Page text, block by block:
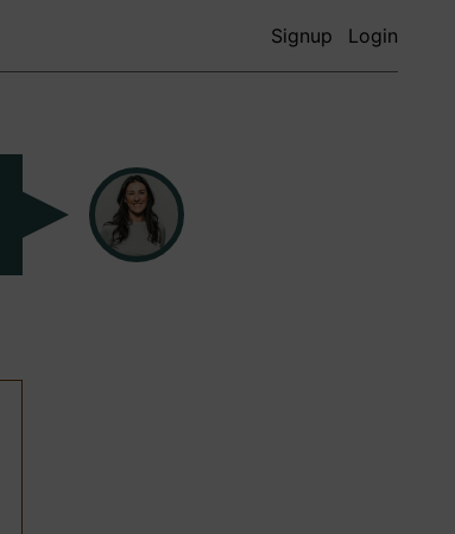
Signup Login